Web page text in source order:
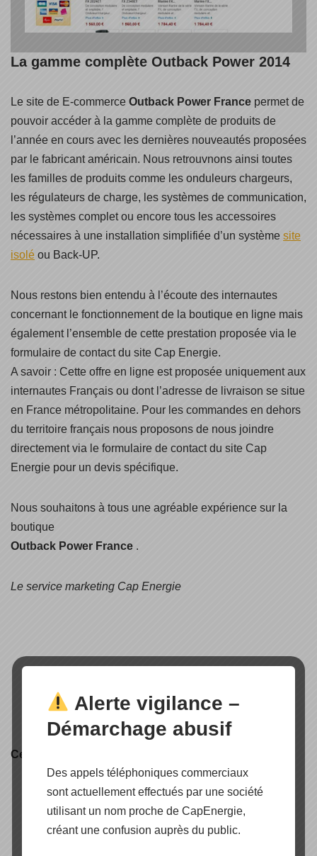
La gamme complète Outback Power 2014
Le site de E-commerce Outback Power France permet de
pouvoir accéder à la gamme complète de produits de
l’année en cours avec les dernières nouveautés proposées
par le fabricant américain. Nous retrouvnons ainsi toutes
les familles de produits comme les onduleurs chargeurs,
les régulateurs de charge, les systèmes de communication,
les systèmes complet ou encore tous les accessoires
nécessaires à une installation simplifiée d’un système site
isolé ou Back-UP.
Nous restons bien entendu à l’écoute des internautes
concernant le fonctionnement de la boutique en ligne mais
également l’ensemble de cette prestation proposée via le
formulaire de contact du site Cap Energie.
A savoir : Cette offre en ligne est proposée uniquement aux
internautes Français ou dont l’adresse de livraison se situe
en France métropolitaine. Pour les commandes en dehors
du territoire français nous proposons de nous joindre
directement via le formulaire de contact du site Cap
Energie pour un devis spécifique.
Nous souhaitons à tous une agréable expérience sur la
boutique
Outback Power France .
Le service marketing Cap Energie
Certification produit
Alerte vigilance –
Démarchage abusif
Des appels téléphoniques commerciaux
sont actuellement effectués par une société
utilisant un nom proche de CapEnergie,
créant une confusion auprès du public.